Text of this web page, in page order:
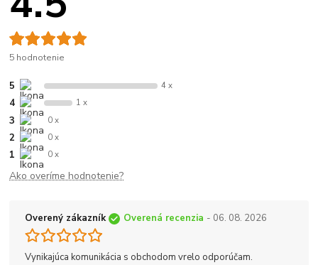
5 hodnotenie
5 4 x
4 1 x
3 0 x
2 0 x
1 0 x
Ako overíme hodnotenie?
Overený zákazník Overená recenzia - 06. 08. 2026
Vynikajúca komunikácia s obchodom vrelo odporúčam.